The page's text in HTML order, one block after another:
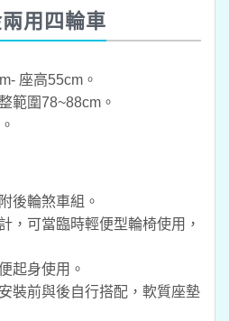
用四輪車
座高55cm。
範圍78~88cm。
後輪煞車組。
，可當臨時輕便型輪椅使用，
起身使用。
裝前與後自行搭配，軟質座墊